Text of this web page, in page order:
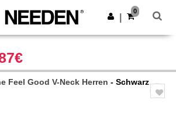
in der App!
App holen
0
Feel Good V-Neck Herren - Schwarz